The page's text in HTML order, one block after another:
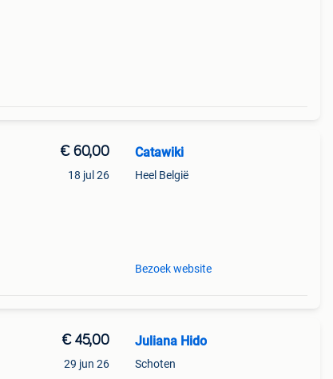
€ 60,00
18 jul 26
Catawiki
Heel België
Bezoek website
€ 45,00
29 jun 26
Juliana Hido
Schoten